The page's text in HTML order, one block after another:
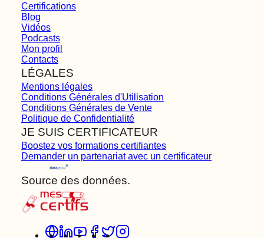
Certifications
Blog
Vidéos
Podcasts
Mon profil
Contacts
LÉGALES
Mentions légales
Conditions Générales d'Utilisation
Conditions Générales de Vente
Politique de Confidentialité
JE SUIS CERTIFICATEUR
Boostez vos formations certifiantes
Demander un partenariat avec un certificateur
Source des données.